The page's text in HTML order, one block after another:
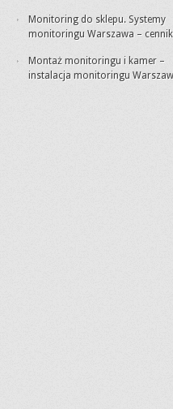
Monitoring do sklepu. Systemy
monitoringu Warszawa – cennik
Montaż monitoringu i kamer –
instalacja monitoringu